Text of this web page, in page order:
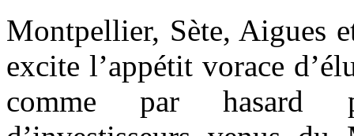
Montpellier, Sète, Aigues
excite l’appétit vorace
comme par hasard